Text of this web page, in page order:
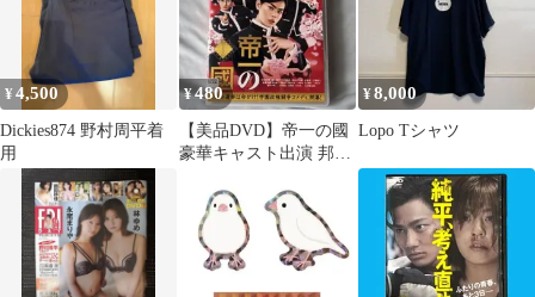
¥4,500
Dickies874 野村周平着
用
¥480
【美品DVD】帝一の國
豪華キャスト出演 邦画
¥8,000
Lopo Tシャツ